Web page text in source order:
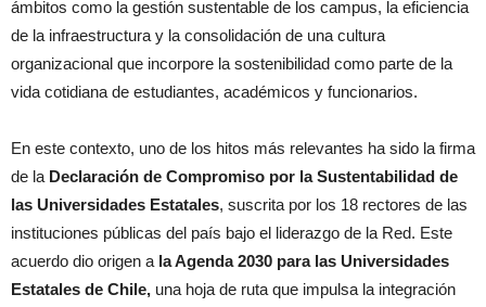
ámbitos como la gestión sustentable de los campus, la eficiencia
de la infraestructura y la consolidación de una cultura
organizacional que incorpore la sostenibilidad como parte de la
vida cotidiana de estudiantes, académicos y funcionarios.
En este contexto, uno de los hitos más relevantes ha sido la firma
de la Declaración de Compromiso por la Sustentabilidad de
las Universidades Estatales, suscrita por los 18 rectores de las
instituciones públicas del país bajo el liderazgo de la Red. Este
acuerdo dio origen a la Agenda 2030 para las Universidades
Estatales de Chile, una hoja de ruta que impulsa la integración